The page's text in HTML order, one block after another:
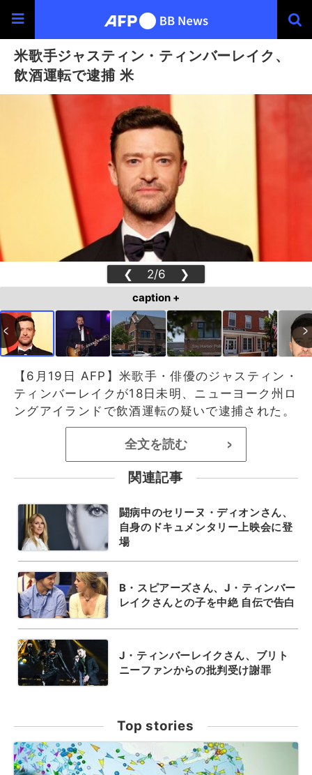
米歌手ジャスティン・ティンバーレイク、
飲酒運転で逮捕 米
❮ 2/6 ❯
caption +
【6月19日 AFP】米歌手・俳優のジャスティン・
ティンバーレイクが18日未明、ニューヨーク州ロ
ングアイランドで飲酒運転の疑いで逮捕された。
全文を読む >
関連記事
闘病中のセリーヌ・ディオンさん、
自身のドキュメンタリー上映会に登
場
B・スピアーズさん、J・ティンバー
レイクさんとの子を中絶 自伝で告白
J・ティンバーレイクさん、ブリト
ニーファンからの批判受け謝罪
Top stories